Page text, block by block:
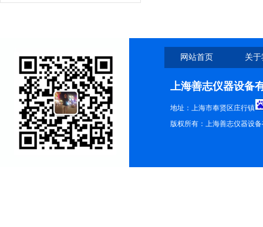
网站首页 关
上海善志仪器设备
地址：上海市奉贤区庄行镇
版权所有：上海善志仪器设